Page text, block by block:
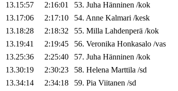
13.15:57
2:16:01 53. Juha Hänninen /kok
13.17:06
2:17:10 54. Anne Kalmari /kesk
13.18:28
2:18:32 55. Milla Lahdenperä /kok
13.19:41
2:19:45 56. Veronika Honkasalo /vas
13.25:36
2:25:40 57. Juha Hänninen /kok
13.30:19
2:30:23 58. Helena Marttila /sd
13.34:14
2:34:18 59. Pia Viitanen /sd